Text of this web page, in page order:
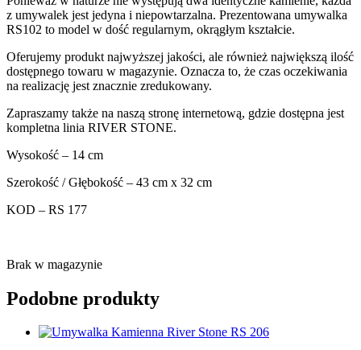
z umywalek jest jedyna i niepowtarzalna. Prezentowana umywalka
RS102 to model w dość regularnym, okrągłym kształcie.
Oferujemy produkt najwyższej jakości, ale również największą ilość
dostępnego towaru w magazynie. Oznacza to, że czas oczekiwania
na realizację jest znacznie zredukowany.
Zapraszamy także na naszą stronę internetową, gdzie dostępna jest
kompletna linia RIVER STONE.
Wysokość – 14 cm
Szerokość / Głębokość – 43 cm x 32 cm
KOD – RS 177
Brak w magazynie
Podobne produkty